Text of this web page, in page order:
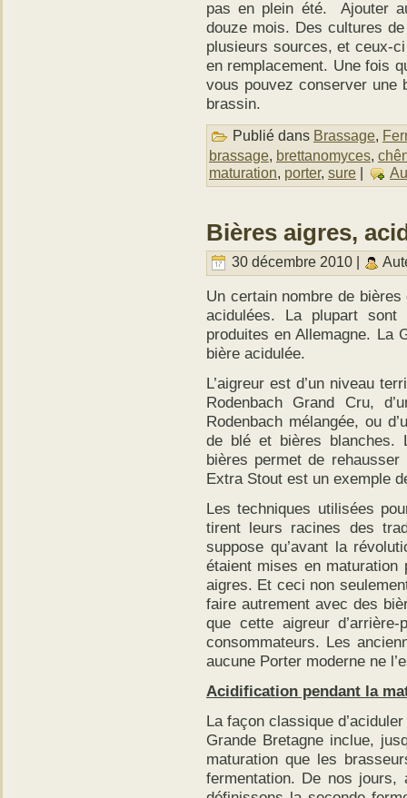
pas en plein été. Ajouter
douze mois. Des cultures
plusieurs sources, et ceux-
en remplacement. Une fois
vous pouvez conserver une
brassin.
Publié dans Brassage,
brassage, brettanomyces,
maturation, porter, sure
Bières aigres,
30 décembre 2010 |
Un certain nombre de
acidulées. La plupart sont
produites en Allemagne. La
bière acidulée.
L’aigreur est d’un niveau
Rodenbach Grand Cru,
Rodenbach mélangée, ou
de blé et bières blanches.
bières permet de
Extra Stout est un exemple
Les techniques utilisées
tirent leurs racines des
suppose qu’avant la
étaient mises en maturation
aigres. Et ceci non
faire autrement avec des
que cette aigreur
consommateurs. Les
aucune Porter moderne ne
Acidification pendant la
La façon classique
Grande Bretagne inclue,
maturation que les
fermentation. De nos jours,